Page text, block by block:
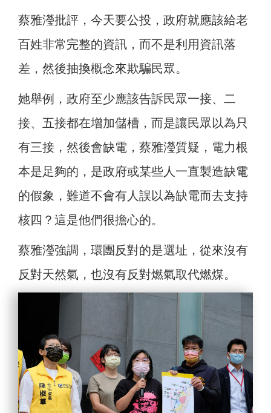
蔡雅瀅批評，今天要公投，政府就應該給老
百姓非常完整的資訊，而不是利用資訊落
差，然後抽換概念來欺騙民眾。
她舉例，政府至少應該告訴民眾一接、二
接、五接都在增加儲槽，而是讓民眾以為只
有三接，然後會缺電，蔡雅瀅質疑，電力根
本是足夠的，是政府或某些人一直製造缺電
的假象，難道不會有人誤以為缺電而去支持
核四？這是他們很擔心的。
蔡雅瀅強調，環團反對的是選址，從來沒有
反對天然氣，也沒有反對燃氣取代燃煤。